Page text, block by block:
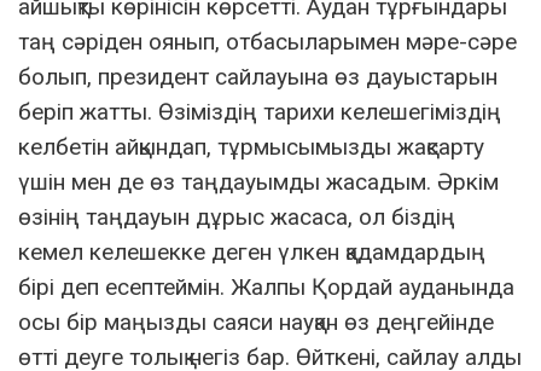
айшықты көрінісін көрсетті. Аудан тұрғындары
таң сәріден оянып, отбасыларымен мәре-сәре
болып, президент сайлауына өз дауыстарын
беріп жатты. Өзіміздің тарихи келешегіміздің
келбетін айқындап, тұрмысымызды жақсарту
үшін мен де өз таңдауымды жасадым. Әркім
өзінің таңдауын дұрыс жасаса, ол біздің
кемел келешекке деген үлкен қадамдардың
бірі деп есептеймін. Жалпы Қордай ауданында
осы бір маңызды саяси науқан өз деңгейінде
өтті деуге толық негіз бар. Өйткені, сайлау алды